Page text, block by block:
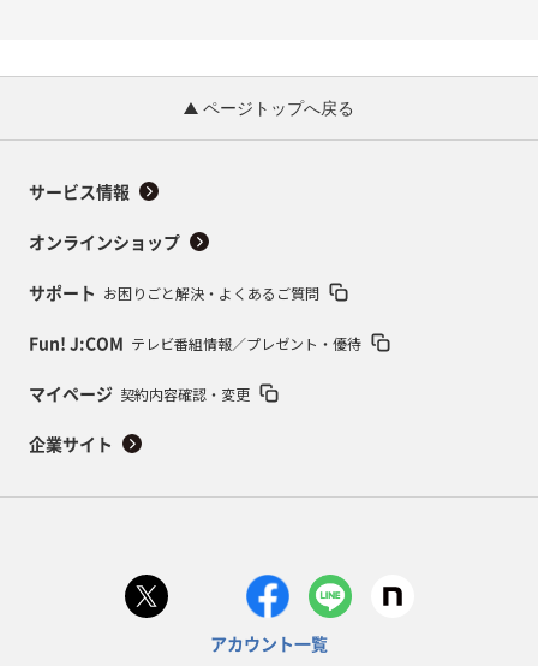
ページトップへ戻る
サービス情報
オンラインショップ
サポート お困りごと解決・よくあるご質問
Fun! J:COM テレビ番組情報／プレゼント・優待
マイページ 契約内容確認・変更
企業サイト
アカウント一覧